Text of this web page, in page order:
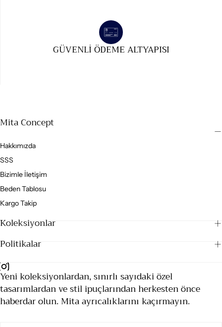
GÜVENLI ÖDEME ALTYAPISI
Mita Concept
Hakkımızda
SSS
Bizimle İletişim
Beden Tablosu
Kargo Takip
Koleksiyonlar
Politikalar
Yeni koleksiyonlardan, sınırlı sayıdaki özel
tasarımlardan ve stil ipuçlarından herkesten önce
haberdar olun. Mita ayrıcalıklarını kaçırmayın.